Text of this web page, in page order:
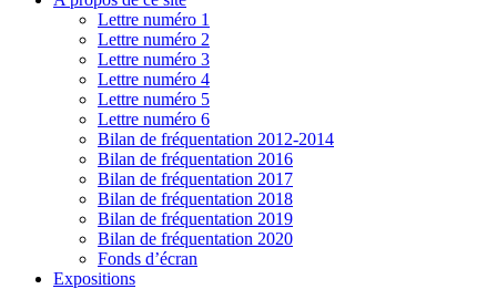
Lettre numéro 1
Lettre numéro 2
Lettre numéro 3
Lettre numéro 4
Lettre numéro 5
Lettre numéro 6
Bilan de fréquentation 2012-2014
Bilan de fréquentation 2016
Bilan de fréquentation 2017
Bilan de fréquentation 2018
Bilan de fréquentation 2019
Bilan de fréquentation 2020
Fonds d’écran
Expositions